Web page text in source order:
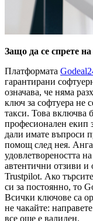
Защо да се спрете
Платформата
гарантирани
означава, че няма
ключ за софтуера не
такси. Това включва
професионален екип
дали имате въпроси
помощ след нея.
удовлетвореността
автентични отзиви и
Trustpilot. Ако
си за постоянно, то
Всички ключове са
не чакайте:
все още е валиден.